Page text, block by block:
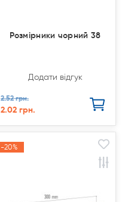
Розмірники чорний 38
Додати відгук
2.52 грн.
2.02 грн.
-20%
-20%